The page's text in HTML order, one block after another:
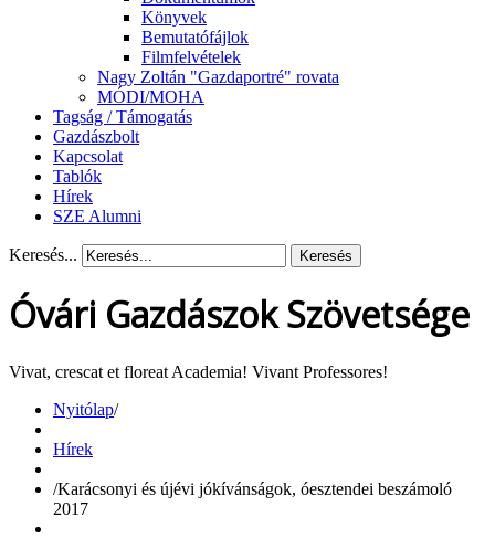
Könyvek
Bemutatófájlok
Filmfelvételek
Nagy Zoltán "Gazdaportré" rovata
MÓDI/MOHA
Tagság / Támogatás
Gazdászbolt
Kapcsolat
Tablók
Hírek
SZE Alumni
Keresés... Keresés
Óvári Gazdászok Szövetsége
Vivat, crescat et floreat Academia! Vivant Professores!
Nyitólap/
Hírek
/Karácsonyi és újévi jókívánságok, óesztendei beszámoló
2017